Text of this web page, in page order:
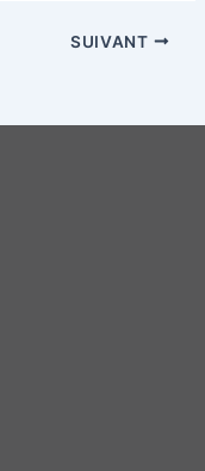
SUIVANT